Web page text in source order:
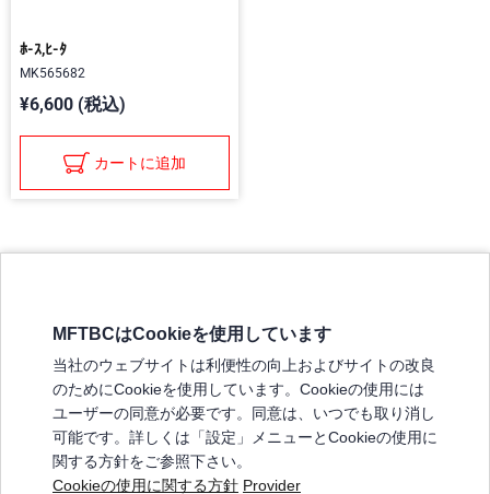
ﾎ-ｽ,ﾋ-ﾀ
MK565682
¥6,600 (税込)
カートに追加
弊社の製品について
販売店リスト
よくある質問 / お問い合わせ
特定商取引法に基づく表記
MFTBCはCookieを使用しています
当社のウェブサイトは利便性の向上およびサイトの改良
のためにCookieを使用しています。Cookieの使用には
ユーザーの同意が必要です。同意は、いつでも取り消し
可能です。詳しくは「設定」メニューとCookieの使用に
関する方針をご参照下さい。
Cookieの使用に関する方針 Provider